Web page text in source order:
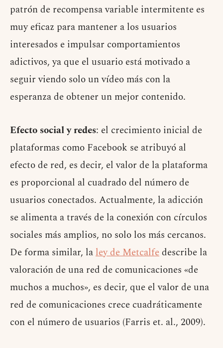
patrón de recompensa variable intermitente es
muy eficaz para mantener a los usuarios
interesados ​​e impulsar comportamientos
adictivos, ya que el usuario está motivado a
seguir viendo solo un vídeo más con la
esperanza de obtener un mejor contenido.
Efecto social y redes: el crecimiento inicial de
plataformas como Facebook se atribuyó al
efecto de red, es decir, el valor de la plataforma
es proporcional al cuadrado del número de
usuarios conectados. Actualmente, la adicción
se alimenta a través de la conexión con círculos
sociales más amplios, no solo los más cercanos.
De forma similar, laley de Metcalfedescribe la
valoración de una red de comunicaciones «de
muchos a muchos», es decir, que el valor de una
red de comunicaciones crece cuadráticamente
con el número de usuarios (Farris et. al., 2009).